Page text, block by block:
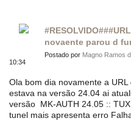
novaente parou d
Postado por Magno Ramos
10:34
Ola bom dia novamente a
estava na versão 24.04 ai
versão MK-AUTH 24.05 ::
tunel mais apresenta erro